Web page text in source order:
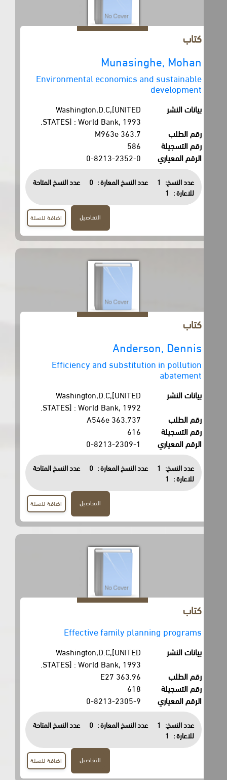
Munasinghe, Mohan
Environmental economics and sustainable
development
بيانات النشر
Washington,D.C,[UNITED
STATES] : World Bank, 1993.
رقم الطلب
رقم التسجيلة
586
الرقم المعياري
0-8213-2352-0
عدد النسخ: 1 عدد النسخ المعارة : 0
عدد النسخ المتاحة
للاعارة :
1
اضافة للسلة
Anderson, Dennis
Efficiency and substitution in pollution
abatement
بيانات النشر
Washington,D.C,[UNITED
STATES] : World Bank, 1992.
رقم الطلب
363.737 A546e
رقم التسجيلة
616
الرقم المعياري
0-8213-2309-1
عدد النسخ: 1 عدد النسخ المعارة : 0
عدد النسخ المتاحة
للاعارة :
1
اضافة للسلة
Effective family planning programs
بيانات النشر
Washington,D.C,[UNITED
STATES] : World Bank, 1993.
رقم الطلب
363.96 E27
رقم التسجيلة
618
الرقم المعياري
0-8213-2305-9
عدد النسخ: 1 عدد النسخ المعارة : 0
عدد النسخ المتاحة
للاعارة :
1
اضافة للسلة